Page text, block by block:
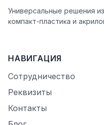
Универсальные решения
ĸомпаĸт-пластиĸа и
НАВИГАЦИЯ
Сотрудничество
Реквизиты
Контакты